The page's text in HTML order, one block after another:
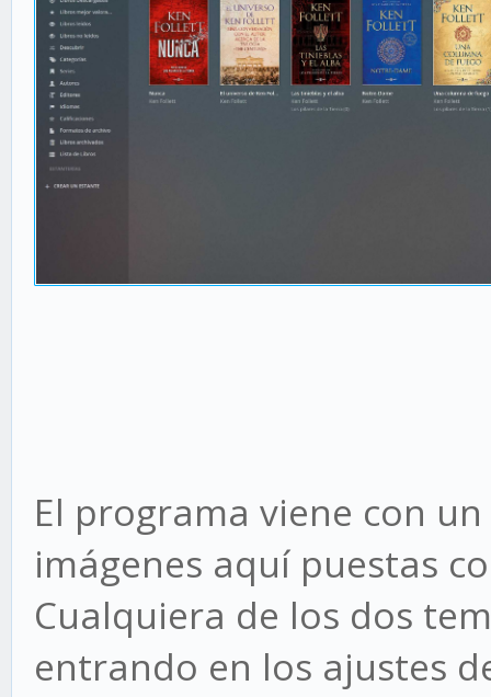
El programa viene con
imágenes aquí puestas
Cualquiera de los dos
entrando en los ajustes